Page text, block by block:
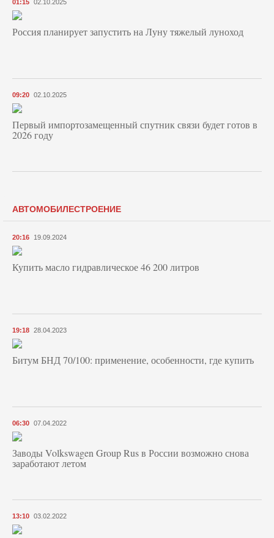
01:15 02.10.2025
Россия планирует запустить на Луну тяжелый луноход
09:20 02.10.2025
Первый импортозамещенный спутник связи будет готов в
2026 году
АВТОМОБИЛЕСТРОЕНИЕ
20:16 19.09.2024
Купить масло гидравлическое 46 200 литров
19:18 28.04.2023
Битум БНД 70/100: применение, особенности, где купить
06:30 07.04.2022
Заводы Volkswagen Group Rus в России возможно снова
заработают летом
13:10 03.02.2022